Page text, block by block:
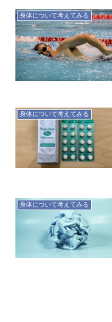
身体について考えてみる
身体について考えてみる
身体について考えてみる